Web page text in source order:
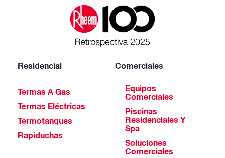
Residencial
Termas A Gas
Termas Eléctricas
Termotanques
Rapiduchas
Comerciales
Equipos
Comerciales
Piscinas
Residenciales Y
Spa
Soluciones
Comerciales